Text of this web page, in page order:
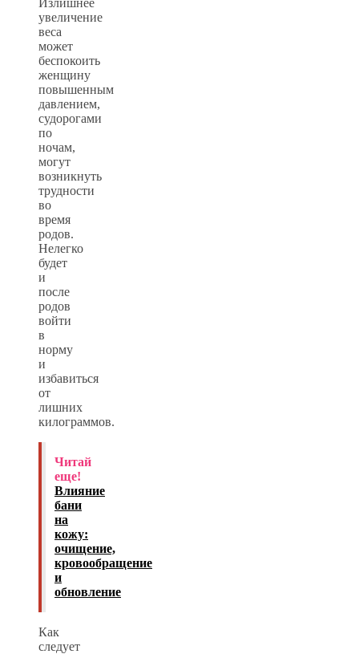
увеличение
веса
может
беспокоить
женщину
повышенным
давлением,
судорогами
по
ночам,
могут
возникнуть
трудности
во
время
родов.
Нелегко
будет
и
после
родов
войти
в
норму
и
избавиться
от
лишних
килограммов.
Читай
еще!
Влияние
бани
на
кожу:
очищение,
кровообращение
и
обновление
Как
следует